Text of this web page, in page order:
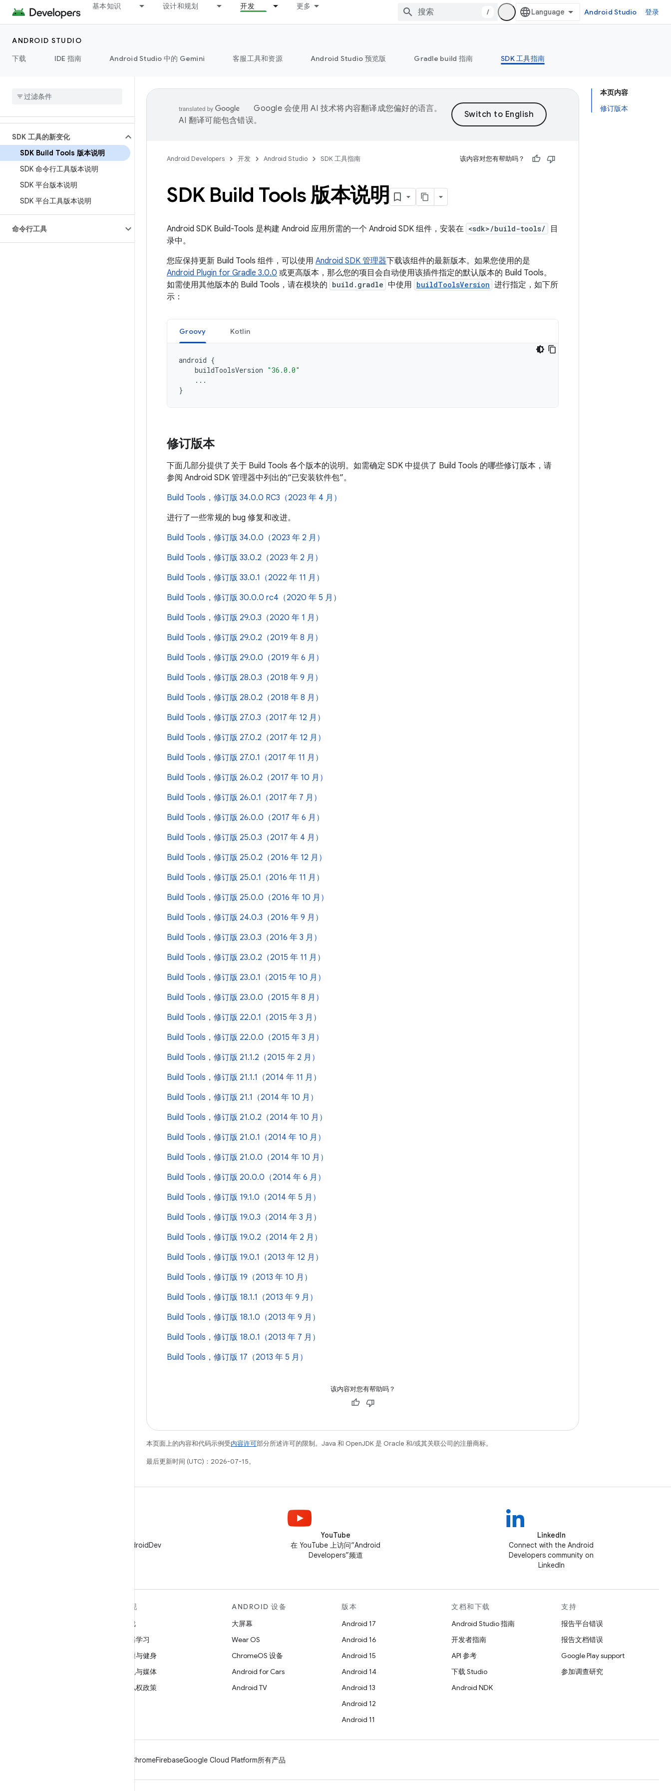
基本知识 设计和规划 开发 更多
/ Android Studio 登录
ANDROID STUDIO
下载
IDE 指南 Android Studio 中的 Gemini 客服工具和资源 Android Studio 预览版 Gradle build 指南 SDK 工具指南
SDK 工具的新变化
SDK Build Tools 版本说明
SDK 命令行工具版本说明
SDK 平台版本说明
SDK 平台工具版本说明
命令行工具
本页内容
修订版本
Google 会使用 AI 技术将内容翻译成您偏好的语言。
AI 翻译可能包含错误。
Android Developers 开发 Android Studio SDK 工具指南 该内容对您有帮助吗？
SDK Build Tools 版本说明
Android SDK Build-Tools 是构建 Android 应用所需的一个 Android SDK 组件，安装在 <sdk>/build-tools/
目
录中。
您应保持更新 Build Tools 组件，可以使用 Android SDK 管理器下载该组件的最新版本。如果您使用的是
Android Plugin for Gradle 3.0.0 或更高版本，那么您的项目会自动使用该插件指定的默认版本的 Build Tools。
如需使用其他版本的 Build Tools，请在模块的 build.gradle 中使用 buildToolsVersion 进行指定，如下所
示：
Groovy Kotlin
android {
buildToolsVersion "36.0.0"
...
}
修订版本
下面几部分提供了关于 Build Tools 各个版本的说明。如需确定 SDK 中提供了 Build Tools 的哪些修订版本，请
参阅 Android SDK 管理器中列出的“已安装软件包”。
Build Tools，修订版 34.0.0 RC3（2023 年 4 月）
进行了一些常规的 bug 修复和改进。
Build Tools，修订版 34.0.0（2023 年 2 月）
Build Tools，修订版 33.0.2（2023 年 2 月）
Build Tools，修订版 33.0.1（2022 年 11 月）
Build Tools，修订版 30.0.0 rc4（2020 年 5 月）
Build Tools，修订版 29.0.3（2020 年 1 月）
Build Tools，修订版 29.0.2（2019 年 8 月）
Build Tools，修订版 29.0.0（2019 年 6 月）
Build Tools，修订版 28.0.3（2018 年 9 月）
Build Tools，修订版 28.0.2（2018 年 8 月）
Build Tools，修订版 27.0.3（2017 年 12 月）
Build Tools，修订版 27.0.2（2017 年 12 月）
Build Tools，修订版 27.0.1（2017 年 11 月）
Build Tools，修订版 26.0.2（2017 年 10 月）
Build Tools，修订版 26.0.1（2017 年 7 月）
Build Tools，修订版 26.0.0（2017 年 6 月）
Build Tools，修订版 25.0.3（2017 年 4 月）
Build Tools，修订版 25.0.2（2016 年 12 月）
Build Tools，修订版 25.0.1（2016 年 11 月）
Build Tools，修订版 25.0.0（2016 年 10 月）
Build Tools，修订版 24.0.3（2016 年 9 月）
Build Tools，修订版 23.0.3（2016 年 3 月）
Build Tools，修订版 23.0.2（2015 年 11 月）
Build Tools，修订版 23.0.1（2015 年 10 月）
Build Tools，修订版 23.0.0（2015 年 8 月）
Build Tools，修订版 22.0.1（2015 年 3 月）
Build Tools，修订版 22.0.0（2015 年 3 月）
Build Tools，修订版 21.1.2（2015 年 2 月）
Build Tools，修订版 21.1.1（2014 年 11 月）
Build Tools，修订版 21.1（2014 年 10 月）
Build Tools，修订版 21.0.2（2014 年 10 月）
Build Tools，修订版 21.0.1（2014 年 10 月）
Build Tools，修订版 21.0.0（2014 年 10 月）
Build Tools，修订版 20.0.0（2014 年 6 月）
Build Tools，修订版 19.1.0（2014 年 5 月）
Build Tools，修订版 19.0.3（2014 年 3 月）
Build Tools，修订版 19.0.2（2014 年 2 月）
Build Tools，修订版 19.0.1（2013 年 12 月）
Build Tools，修订版 19（2013 年 10 月）
Build Tools，修订版 18.1.1（2013 年 9 月）
Build Tools，修订版 18.1.0（2013 年 9 月）
Build Tools，修订版 18.0.1（2013 年 7 月）
Build Tools，修订版 17（2013 年 5 月）
该内容对您有帮助吗？
本页面上的内容和代码示例受内容许可部分所述许可的限制。Java 和 OpenJDK 是 Oracle 和/或其关联公司的注册商标。
最后更新时间 (UTC)：2026-07-15。
在 X 上关注 @AndroidDev
YouTube
在 YouTube 上访问“Android
Developers”频道
LinkedIn
Connect with the Android
Developers community on
LinkedIn
发现
游戏
机器学习
健康与健身
相机与媒体
隐私权政策
ANDROID 设备
大屏幕
Wear OS
ChromeOS 设备
Android for Cars
Android TV
版本
Android 17
Android 16
Android 15
Android 14
Android 13
Android 12
Android 11
文档和下载
Android Studio 指南
开发者指南
API 参考
下载 Studio
Android NDK
支持
报告平台错误
报告文档错误
Google Play support
参加调查研究
ChromeFirebaseGoogle Cloud Platform所有产品